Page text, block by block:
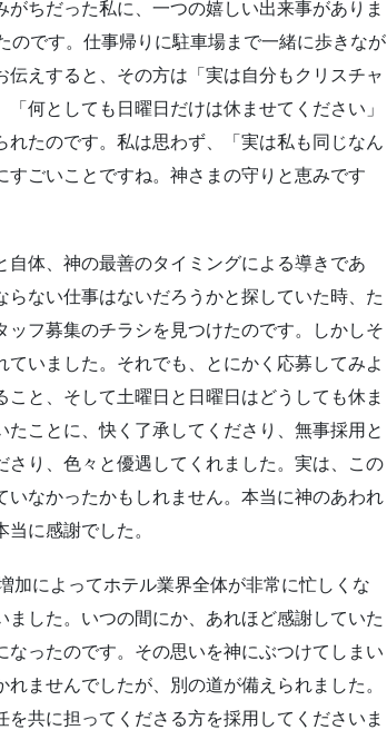
ちだった私に、一つの嬉しい出来事がありま
のです。仕事帰りに駐車場まで一緒に歩きなが
えすると、その方は「実は自分もクリスチャ
何としても日曜日だけは休ませてください」
たのです。私は思わず、「実は私も同じなん
ごいことですね。神さまの守りと恵みです
体、神の最善のタイミングによる導きであ
ない仕事はないだろうかと探していた時、た
フ募集のチラシを見つけたのです。しかしそ
いました。それでも、とにかく応募してみよ
と、そして土曜日と日曜日はどうしても休ま
ことに、快く了承してくださり、無事採用と
り、色々と優遇してくれました。実は、この
なかったかもしれません。本当に神のあわれ
に感謝でした。
加によってホテル業界全体が非常に忙しくな
した。いつの間にか、あれほど感謝していた
ったのです。その思いを神にぶつけてしまい
ませんでしたが、別の道が備えられました。
共に担ってくださる方を採用してくださいま